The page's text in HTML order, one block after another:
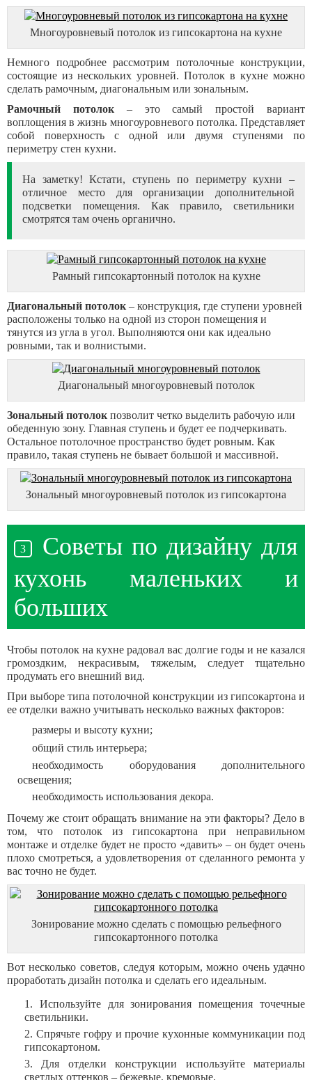
Многоуровневый потолок из гипсокартона на кухне
Немного подробнее рассмотрим потолочные конструкции,
состоящие из нескольких уровней. Потолок в кухне можно
сделать рамочным, диагональным или зональным.
Рамочный потолок– это самый простой вариант
воплощения в жизнь многоуровневого потолка. Представляет
собой поверхность с одной или двумя ступенями по
периметру стен кухни.
На заметку! Кстати, ступень по периметру кухни –
отличное место для организации дополнительной
подсветки помещения. Как правило, светильники
смотрятся там очень органично.
Рамный гипсокартонный потолок на кухне
Диагональный потолок – конструкция, где ступени уровней
расположены только на одной из сторон помещения и
тянутся из угла в угол. Выполняются они как идеально
ровными, так и волнистыми.
Диагональный многоуровневый потолок
Зональный потолок позволит четко выделить рабочую или
обеденную зону. Главная ступень и будет ее подчеркивать.
Остальное потолочное пространство будет ровным. Как
правило, такая ступень не бывает большой и массивной.
Зональный многоуровневый потолок из гипсокартона
Советы по дизайну для
кухонь маленьких и
больших
Чтобы потолок на кухне радовал вас долгие годы и не казался
громоздким, некрасивым, тяжелым, следует тщательно
продумать его внешний вид.
При выборе типа потолочной конструкции из гипсокартона и
ее отделки важно учитывать несколько важных факторов:
размеры и высоту кухни;
общий стиль интерьера;
необходимость оборудования дополнительного
освещения;
необходимость использования декора.
Почему же стоит обращать внимание на эти факторы? Дело в
том, что потолок из гипсокартона при неправильном
монтаже и отделке будет не просто «давить» – он будет очень
плохо смотреться, а удовлетворения от сделанного ремонта у
вас точно не будет.
Зонирование можно сделать с помощью рельефного
гипсокартонного потолка
Вот несколько советов, следуя которым, можно очень удачно
проработать дизайн потолка и сделать его идеальным.
Используйте для зонирования помещения точечные
светильники.
Спрячьте гофру и прочие кухонные коммуникации под
гипсокартоном.
Для отделки конструкции используйте материалы
светлых оттенков – бежевые, кремовые.